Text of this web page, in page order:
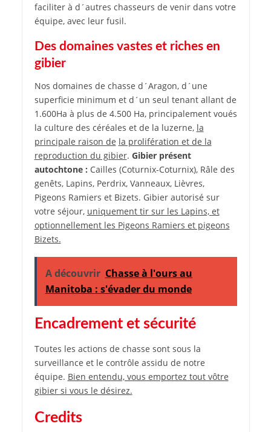
faciliter à d´autres chasseurs de venir dans votre
équipe, avec leur fusil.
Des domaines vastes et riches en
gibier
Nos domaines de chasse d´Aragon, d´une
superficie minimum et d´un seul tenant allant de
1.600Ha à plus de 4.500 Ha, principalement voués
la culture des céréales et de la luzerne, la
principale raison de la prolifération et de la
reproduction du gibier. Gibier présent
autochtone : Cailles (Coturnix-Coturnix), Râle des
genêts, Lapins, Perdrix, Vanneaux, Lièvres,
Pigeons Ramiers et Bizets. Gibier autorisé sur
votre séjour, uniquement tir sur les Lapins, et
optionnellement les Pigeons Ramiers et pigeons
Bizets.
A découvrir Chasse à l'ours au
Manitoba : s'évader du monde
Encadrement et sécurité
Toutes les actions de chasse sont sous la
surveillance et le contrôle assidu de notre
équipe. Bien entendu, vous emportez tout vôtre
gibier si vous le désirez.
Credits